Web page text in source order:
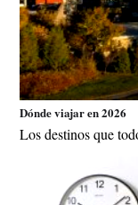
Dónde viajar en 2026
Los destinos que